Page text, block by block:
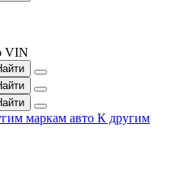
VIN
маркам авто К другим